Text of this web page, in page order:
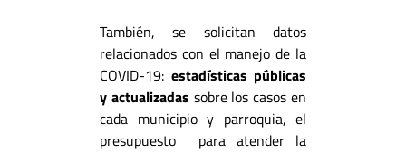
También, se solicitan datos
relacionados con el manejo de la
COVID-19: estadísticas públicas
y actualizadas sobre los casos en
cada municipio y parroquia, el
presupuesto para atender la